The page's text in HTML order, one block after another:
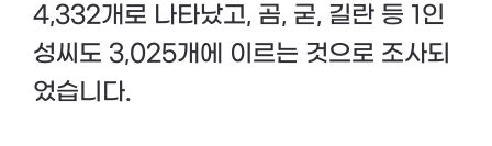
4,332개로 나타났고, 곰, 굳, 길란 등 1인
성씨도 3,025개에 이르는 것으로 조사되
었습니다.